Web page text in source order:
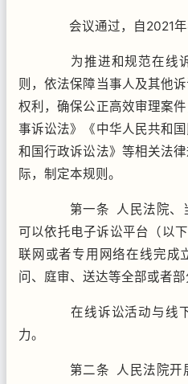
会议通过，自2021年8
为推进和规范在线诉
则，依法保障当事人及其他
权利，确保公正高效审理案
事诉讼法》《中华人民共和
和国行政诉讼法》等相关法
际，制定本规则。
第一条 人民法院、
可以依托电子诉讼平台（以
联网或者专用网络在线完成
问、庭审、送达等全部或者部
在线诉讼活动与线下
力。
第二条 人民法院开